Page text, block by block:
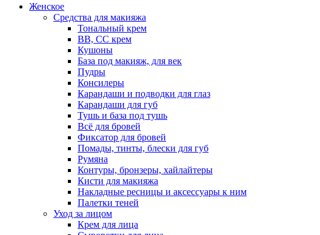
Женское
Средства для макияжа
Тональный крем
BB, CC крем
Кушоны
База под макияж, для век
Пудры
Консилеры
Карандаши и подводки для глаз
Карандаши для губ
Тушь и база под тушь
Всё для бровей
Фиксатор для бровей
Помады, тинты, блески для губ
Румяна
Контуры, бронзеры, хайлайтеры
Кисти для макияжа
Накладные ресницы и аксессуары к ним
Палетки теней
Уход за лицом
Крем для лица